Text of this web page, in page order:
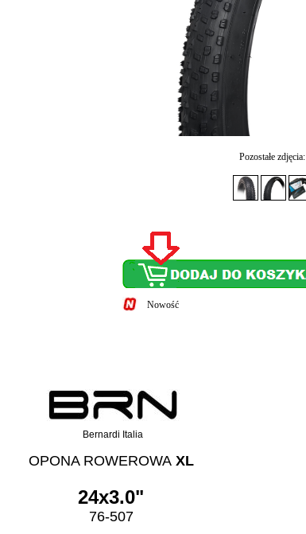
Pozostałe zdjęcia:
Nowość
Bernardi Italia
OPONA ROWEROWAXL
24x3.0"
76-507